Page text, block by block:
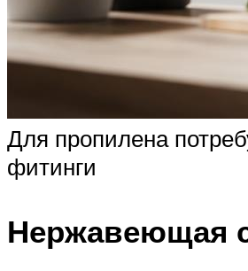
Для пропилена
фитинги
Нержавеющая